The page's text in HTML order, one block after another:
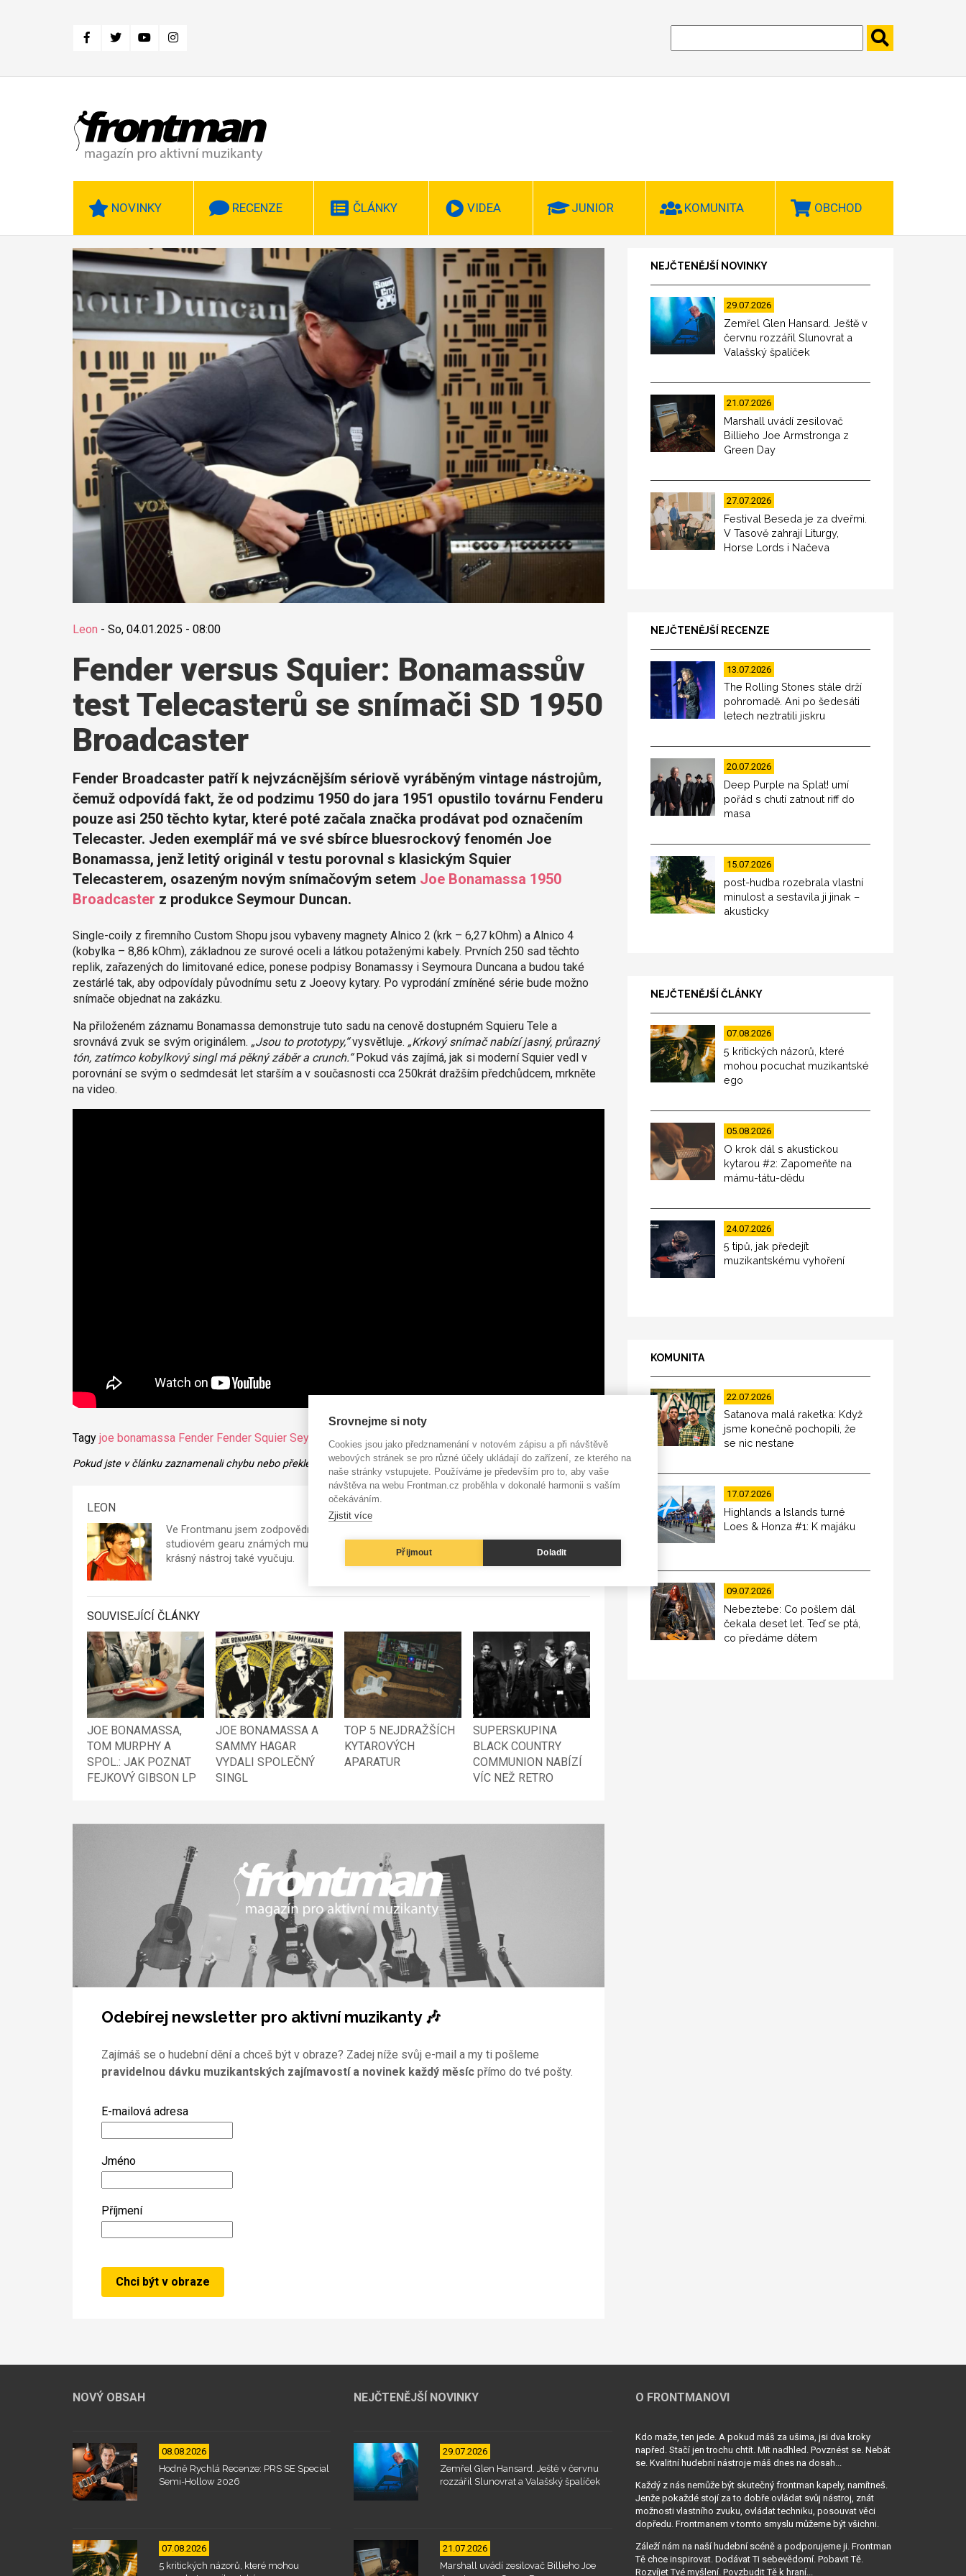
NOVINKY RECENZE ČLÁNKY VIDEA JUNIOR KOMUNITA OBCHOD
Leon - So, 04.01.2025 - 08:00
Fender versus Squier: Bonamassův
test Telecasterů se snímači SD 1950
Broadcaster
Fender Broadcaster patří k nejvzácnějším sériově vyráběným vintage nástrojům,
čemuž odpovídá fakt, že od podzimu 1950 do jara 1951 opustilo továrnu Fenderu
pouze asi 250 těchto kytar, které poté začala značka prodávat pod označením
Telecaster. Jeden exemplář má ve své sbírce bluesrockový fenomén Joe
Bonamassa, jenž letitý originál v testu porovnal s klasickým Squier
Telecasterem, osazeným novým snímačovým setem Joe Bonamassa 1950
Broadcaster z produkce Seymour Duncan.
Single-coily z firemního Custom Shopu jsou vybaveny magnety Alnico 2 (krk – 6,27 kOhm) a Alnico 4
(kobylka – 8,86 kOhm), základnou ze surové oceli a látkou potaženými kabely. Prvních 250 sad těchto
replik, zařazených do limitované edice, ponese podpisy Bonamassy i Seymoura Duncana a budou také
zestárlé tak, aby odpovídaly původnímu setu z Joeovy kytary. Po vyprodání zmíněné série bude možno
snímače objednat na zakázku.
Na přiloženém záznamu Bonamassa demonstruje tuto sadu na cenově dostupném Squieru Tele a
srovnává zvuk se svým originálem. „Jsou to prototypy,“vysvětluje. „Krkový snímač nabízí jasný, průrazný
tón, zatímco kobylkový singl má pěkný záběr a crunch.“Pokud vás zajímá, jak si moderní Squier vedl v
porovnání se svým o sedmdesát let starším a v současnosti cca 250krát dražším předchůdcem, mrkněte
na video.
Tagy joe bonamassa Fender Fender Squier Seymour Duncan
Pokud jste v článku zaznamenali chybu nebo překlep, dejte nám prosím vědět na e-mailredakce@frontman.cz.
LEON
Ve Frontmanu jsem zodpovědný především za sekci novinek a článků o pódiovém a
studiovém gearu známých muzikantů. Léta hraju na kytaru v různých kapelách a tento
krásný nástroj také vyučuju.
SOUVISEJÍCÍ ČLÁNKY
JOE BONAMASSA,
TOM MURPHY A
SPOL.: JAK POZNAT
FEJKOVÝ GIBSON LP
JOE BONAMASSA A
SAMMY HAGAR
VYDALI SPOLEČNÝ
SINGL
TOP 5 NEJDRAŽŠÍCH
KYTAROVÝCH
APARATUR
SUPERSKUPINA
BLACK COUNTRY
COMMUNION NABÍZÍ
VÍC NEŽ RETRO
Odebírej newsletter pro aktivní muzikanty 🎶
Zajímáš se o hudební dění a chceš být v obraze? Zadej níže svůj e-mail a my ti pošleme
pravidelnou dávku muzikantských zajímavostí a novinek každý měsícpřímo do tvé pošty.
E-mailová adresa
Jméno
Příjmení
NEJČTENĚJŠÍ NOVINKY
29.07.2026
Zemřel Glen Hansard. Ještě v
červnu rozzářil Slunovrat a
Valašský špalíček
21.07.2026
Marshall uvádí zesilovač
Billieho Joe Armstronga z
Green Day
27.07.2026
Festival Beseda je za dveřmi.
V Tasově zahrají Liturgy,
Horse Lords i Načeva
NEJČTENĚJŠÍ RECENZE
13.07.2026
The Rolling Stones stále drží
pohromadě. Ani po šedesáti
letech neztratili jiskru
20.07.2026
Deep Purple na Splat! umí
pořád s chutí zatnout riff do
masa
15.07.2026
post-hudba rozebrala vlastní
minulost a sestavila ji jinak –
akusticky
NEJČTENĚJŠÍ ČLÁNKY
07.08.2026
5 kritických názorů, které
mohou pocuchat muzikantské
ego
05.08.2026
O krok dál s akustickou
kytarou #2: Zapomeňte na
mámu-tátu-dědu
24.07.2026
5 tipů, jak předejít
muzikantskému vyhoření
KOMUNITA
22.07.2026
Satanova malá raketka: Když
jsme konečně pochopili, že
se nic nestane
17.07.2026
Highlands a Islands turné
Loes & Honza #1: K majáku
09.07.2026
Nebeztebe: Co pošlem dál
čekala deset let. Teď se ptá,
co předáme dětem
NOVÝ OBSAH
08.08.2026
Hodně Rychlá Recenze: PRS SE Special
Semi-Hollow 2026
07.08.2026
5 kritických názorů, které mohou
NEJČTENĚJŠÍ NOVINKY
29.07.2026
Zemřel Glen Hansard. Ještě v červnu
rozzářil Slunovrat a Valašský špalíček
21.07.2026
Marshall uvádí zesilovač Billieho Joe
O FRONTMANOVI
Kdo maže, ten jede. A pokud máš za ušima, jsi dva kroky
napřed. Stačí jen trochu chtít. Mít nadhled. Povznést se. Nebát
se. Kvalitní hudební nástroje máš dnes na dosah...
Každý z nás nemůže být skutečný frontman kapely, namítneš.
Jenže pokaždé stojí za to dobře ovládat svůj nástroj, znát
možnosti vlastního zvuku, ovládat techniku, posouvat věci
dopředu. Frontmanem v tomto smyslu můžeme být všichni.
Záleží nám na naší hudební scéně a podporujeme ji. Frontman
Tě chce inspirovat. Dodávat Ti sebevědomí. Pobavit Tě.
Rozvíjet Tvé myšlení. Povzbudit Tě k hraní...
Srovnejme si noty
Cookies jsou jako předznamenání v notovém zápisu a při návštěvě
webových stránek se pro různé účely ukládají do zařízení, ze kterého na
naše stránky vstupujete. Používáme je především pro to, aby vaše
návštěva na webu Frontman.cz proběhla v dokonalé harmonii s vaším
očekáváním.
Zjistit více
Přijmout Doladit